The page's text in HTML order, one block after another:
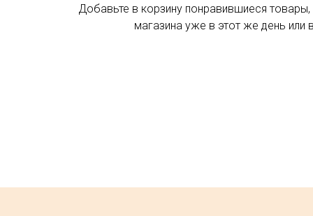
Добавьте в корзину понравившиеся
магазина уже в этот же день или